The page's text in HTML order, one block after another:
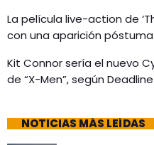
La película live-action de
con una aparición póstuma
Kit Connor sería el nuevo
de “X-Men”, según Deadline
NOTICIAS MÁS LEÍDAS